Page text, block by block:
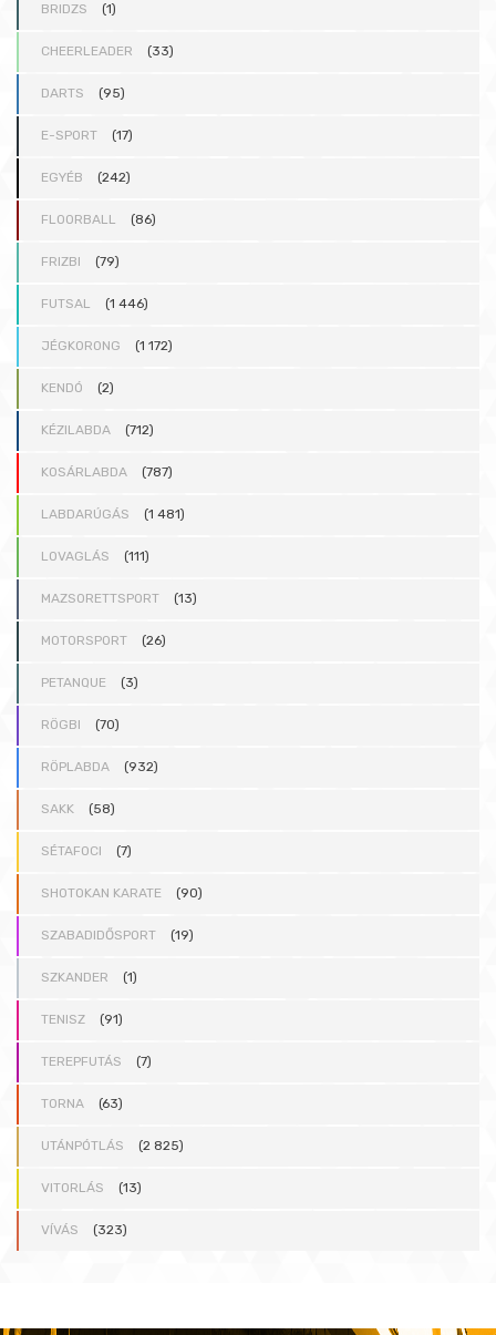
BRIDZS (1)
CHEERLEADER (33)
DARTS (95)
E-SPORT (17)
EGYÉB (242)
FLOORBALL (86)
FRIZBI (79)
FUTSAL (1 446)
JÉGKORONG (1 172)
KENDÓ (2)
KÉZILABDA (712)
KOSÁRLABDA (787)
LABDARÚGÁS (1 481)
LOVAGLÁS (111)
MAZSORETTSPORT (13)
MOTORSPORT (26)
PETANQUE (3)
RÖGBI (70)
RÖPLABDA (932)
SAKK (58)
SÉTAFOCI (7)
SHOTOKAN KARATE (90)
SZABADIDŐSPORT (19)
SZKANDER (1)
TENISZ (91)
TEREPFUTÁS (7)
TORNA (63)
UTÁNPÓTLÁS (2 825)
VITORLÁS (13)
VÍVÁS (323)